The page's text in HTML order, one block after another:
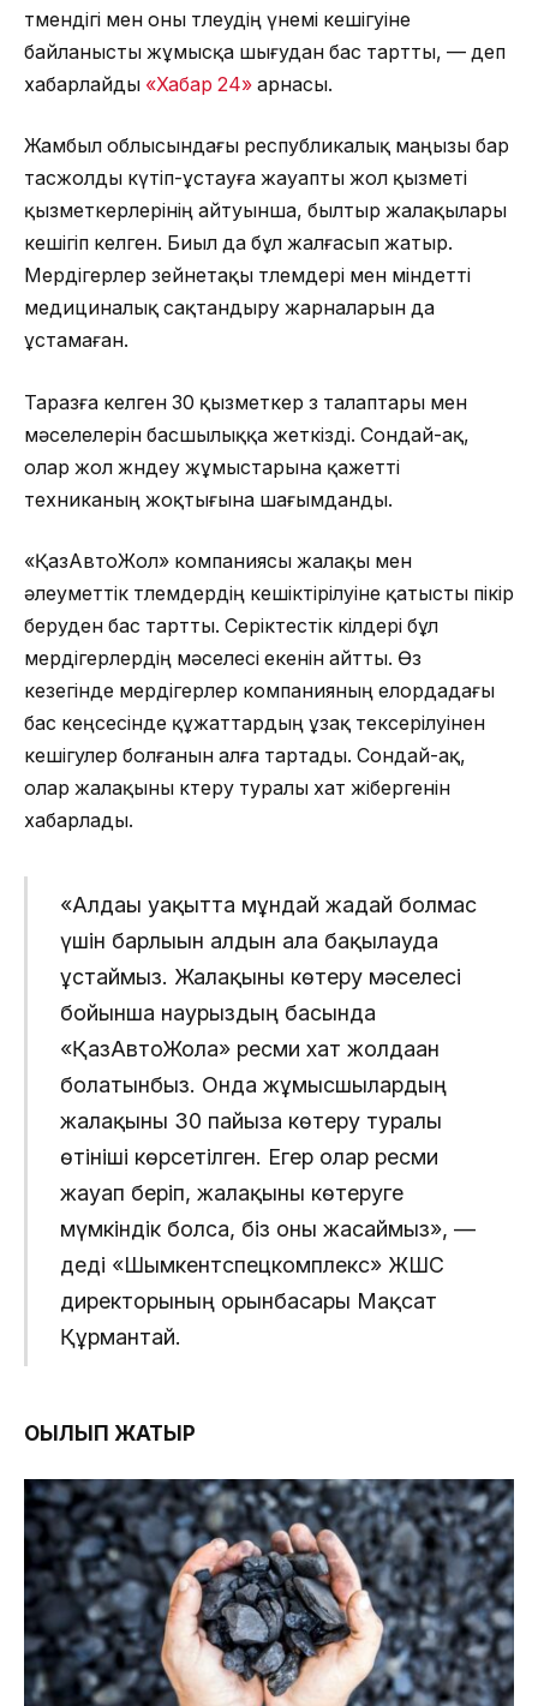
төмендігі мен оны төлеудің үнемі кешігуіне
байланысты жұмысқа шығудан бас тартты, — деп
хабарлайды «Хабар 24» арнасы.
Жамбыл облысындағы республикалық маңызы бар
тасжолды күтіп-ұстауға жауапты жол қызметі
қызметкерлерінің айтуынша, былтыр жалақылары
кешігіп келген. Биыл да бұл жалғасып жатыр.
Мердігерлер зейнетақы төлемдері мен міндетті
медициналық сақтандыру жарналарын да
ұстамаған.
Таразға келген 30 қызметкер өз талаптары мен
мәселелерін басшылыққа жеткізді. Сондай-ақ,
олар жол жөндеу жұмыстарына қажетті
техниканың жоқтығына шағымданды.
«ҚазАвтоЖол» компаниясы жалақы мен
әлеуметтік төлемдердің кешіктірілуіне қатысты пікір
беруден бас тартты. Серіктестік өкілдері бұл
мердігерлердің мәселесі екенін айтты. Өз
кезегінде мердігерлер компанияның елордадағы
бас кеңсесінде құжаттардың ұзақ тексерілуінен
кешігулер болғанын алға тартады. Сондай-ақ,
олар жалақыны көтеру туралы хат жібергенін
хабарлады.
«Алдағы уақытта мұндай жағдай болмас
үшін барлығын алдын ала бақылауда
ұстаймыз. Жалақыны көтеру мәселесі
бойынша наурыздың басында
«ҚазАвтоЖолға» ресми хат жолдаған
болатынбыз. Онда жұмысшылардың
жалақыны 30 пайызға көтеру туралы
өтініші көрсетілген. Егер олар ресми
жауап беріп, жалақыны көтеруге
мүмкіндік болса, біз оны жасаймыз», —
деді «Шымкентспецкомплекс» ЖШС
директорының орынбасары Мақсат
Құрмантай.
ОҚЫЛЫП ЖАТЫР